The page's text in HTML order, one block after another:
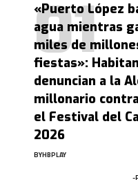
«Puerto López
agua mientras
miles de
fiestas»:
denuncian a la
millonario
el Festival del
2026
BYHBPLAY
-